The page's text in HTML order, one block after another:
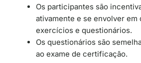
Os participantes são
ativamente e se envolver em
exercícios e questionários.
Os questionários são
ao exame de certificação.